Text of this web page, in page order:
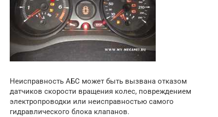
Неисправность АБС может быть вызвана отказом
датчиков скорости вращения колес, повреждением
электропроводки или неисправностью самого
гидравлического блока клапанов.